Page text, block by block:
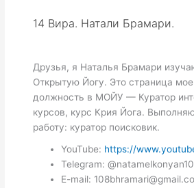
14 Вира. Натали Брамари.
Друзья, я Наталья Брамари
Открытую Йогу. Это страница
должность в МОЙУ — Куратор
курсов, курс Крия Йога.
работу: куратор поисковик.
YouTube: https://
Telegram:
E-mail: